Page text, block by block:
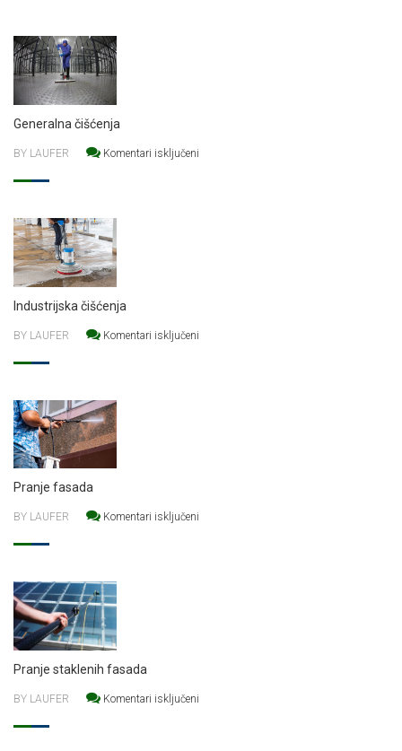
Generalna čišćenja
BY LAUFER Komentari isključeni
Industrijska čišćenja
BY LAUFER Komentari isključeni
Pranje fasada
BY LAUFER Komentari isključeni
Pranje staklenih fasada
BY LAUFER Komentari isključeni